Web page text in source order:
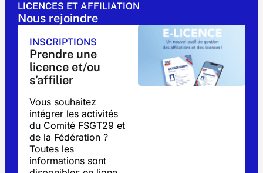
LICENCES ET AFFILIATION
Nous rejoindre
INSCRIPTIONS
Prendre une
licence et/ou
s’affilier
Vous souhaitez
intégrer les activités
du Comité FSGT29 et
de la Fédération ?
Toutes les
informations sont